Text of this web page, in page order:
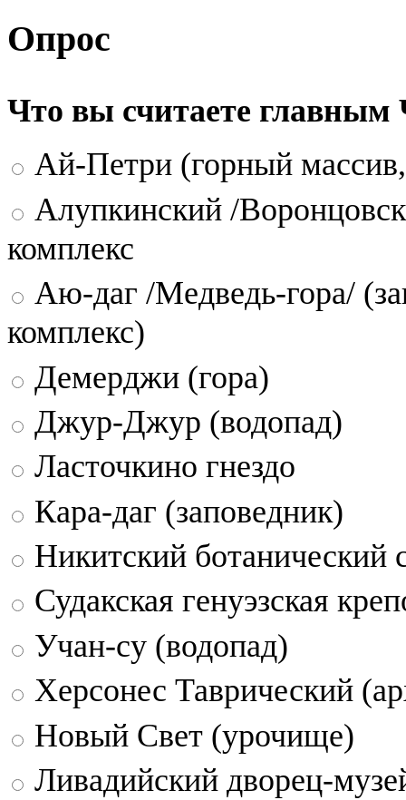
Опрос
Что вы считаете
Ай-Петри (горный
Алупкинский /
комплекс
Аю-даг /Медведь-гора/
комплекс)
Демерджи (гора)
Джур-Джур (водопад)
Ласточкино гнездо
Кара-даг (заповедник)
Никитский ботанический
Судакская генуэзская
Учан-су (водопад)
Херсонес Таврический
Новый Свет (урочище)
Ливадийский дворец-